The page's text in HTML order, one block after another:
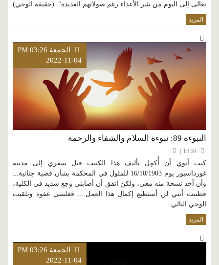
تعالى إلى اليوم من شر الأعداء رغم صولاتهم العديدة". (حقيقة الوحي)
المزيد
الجمعة PM 03:26
2022-11-04
النبوءة 89: نبوءة السلام والشفاء والرحمة
كنت أنوي أن أُكمِل تأليف هذا الكتيب قبل سفري إلى مدينة
غورداسبور يوم 16/10/1903 للمثول في المحكمة بشأن قضية جنائية...
وأن آخذ نسخة منه معي، ولكن اتفق أن أصابني وجع شديد في الكلية،
فظننت أنني لن أستطيع إكمال هذا العمل.... فغلبتني غفوة وتلقيت
الوحي التالي:
المزيد
الجمعة PM 03:26
2022-11-04